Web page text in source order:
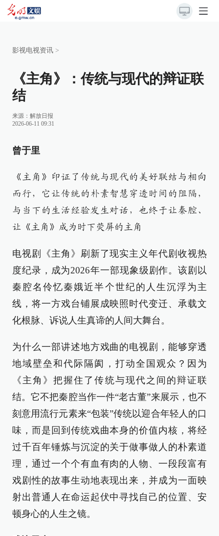
影视电视资讯 >
《主角》：传统与现代的辩证联
结
来源： 解放日报
2026-06-11 09:31
曾于里
《主角》印证了传统与现代的美好联结与相向
而行，它让传统的朴素智慧穿透时间的阻隔，
与当下的生活经验发生对话，也终于让秦腔、
让《主角》成为时下荧屏的主角
电视剧《主角》刷新了现实主义年代剧收视热
度纪录，成为2026年一部现象级剧作。该剧以
秦腔名伶忆秦娥近半个世纪的人生沉浮为主
线，将一方戏台铺展成映照时代变迁、承载文
化根脉、诉说人生真谛的人间大舞台。
为什么一部讲述地方戏曲的电视剧，能够穿透
地域壁垒和代际隔阂，打动全国观众？因为
《主角》把握住了传统与现代之间的辩证联
结。它不把秦腔当作一件“老古董”来展示，也不
刻意用流行元素来“包装”传统以迎合年轻人的口
味，而是回到传统戏曲本身的价值内核，将经
过千百年锤炼与沉淀的关于做事做人的朴素道
理，通过一个个有血有肉的人物、一段段富有
戏剧性的故事生动地表现出来，并成为一面映
射出普通人在命运起伏中寻找自己的位置、安
顿身心的人生之镜。